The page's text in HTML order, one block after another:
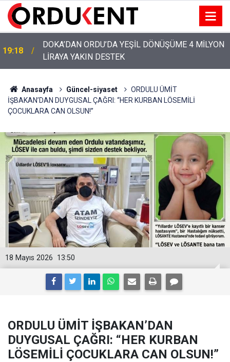
12:46
YENİ PARTİ’NİN ORDU’DAKİ 69 KİŞİLİK KURUCU
KADROSU AÇIKLANDI
Anasayfa Güncel-siyaset
ORDULU ÜMİT
İŞBAKAN’DAN DUYGUSAL ÇAĞRI: “HER KURBAN LÖSEMİLİ
ÇOCUKLARA CAN OLSUN!”
13:50
18 Mayıs 2026
ORDULU ÜMİT İŞBAKAN’DAN
DUYGUSAL ÇAĞRI: “HER KURBAN
LÖSEMİLİ ÇOCUKLARA CAN OLSUN!”